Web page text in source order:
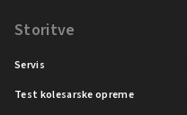
Storitve
Servis
Test kolesarske opreme